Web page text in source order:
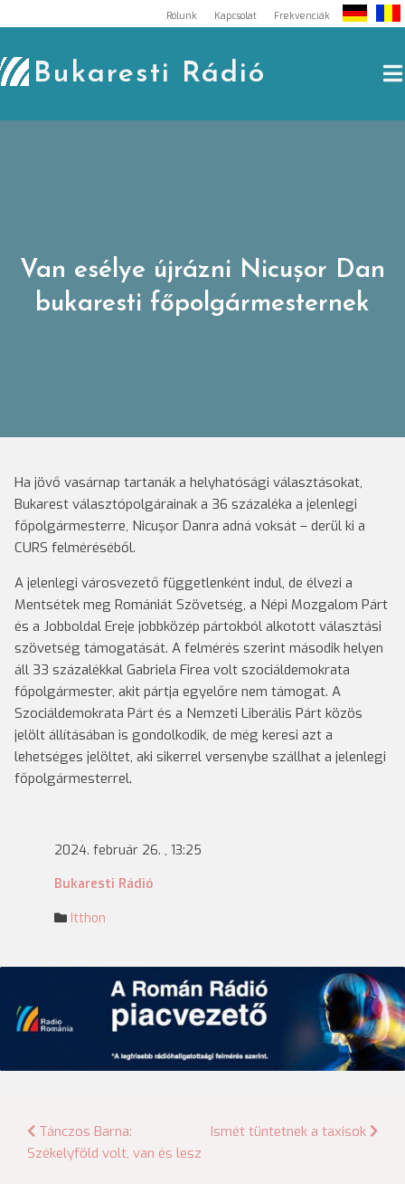
to
content
Rólunk Kapcsolat Frekvenciák
Bukaresti Rádió
Van esélye újrázni Nicușor Dan
bukaresti főpolgármesternek
Ha jövő vasárnap tartanák a helyhatósági választásokat,
Bukarest választópolgárainak a 36 százaléka a jelenlegi
főpolgármesterre, Nicuşor Danra adná voksát – derül ki a
CURS felméréséből.
A jelenlegi városvezető függetlenként indul, de élvezi a
Mentsétek meg Romániát Szövetség, a Népi Mozgalom Párt
és a Jobboldal Ereje jobbközép pártokból alkotott választási
szövetség támogatását. A felmérés szerint második helyen
áll 33 százalékkal Gabriela Firea volt szociáldemokrata
főpolgármester, akit pártja egyelőre nem támogat. A
Szociáldemokrata Párt és a Nemzeti Liberális Párt közös
jelölt állításában is gondolkodik, de még keresi azt a
lehetséges jelöltet, aki sikerrel versenybe szállhat a jelenlegi
főpolgármesterrel.
2024. február 26. , 13:25
Bukaresti Rádió
Itthon
Bejegyzés
navigáció
Tánczos Barna:
Székelyföld volt, van és lesz
Ismét tüntetnek a taxisok